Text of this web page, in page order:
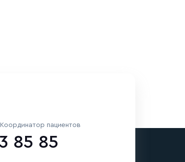
пациентов
85 85